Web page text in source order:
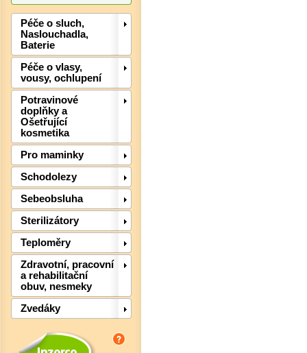
Péče o sluch,
Naslouchadla,
Baterie
Péče o vlasy,
vousy, ochlupení
Potravinové
doplňky a
Ošetřující
kosmetika
Pro maminky
Schodolezy
Sebeobsluha
Sterilizátory
Teploměry
Zdravotní, pracovní
a rehabilitační
obuv, nesmeky
Zvedáky